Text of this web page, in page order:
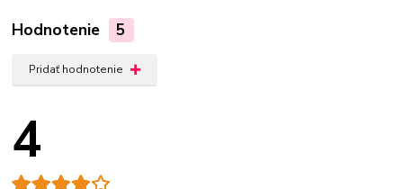
Hodnotenie 5
Pridať hodnotenie
4